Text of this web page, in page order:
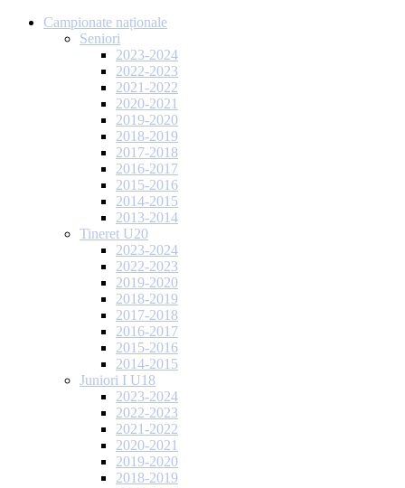
Campionate naționale
Seniori
2023-2024
2022-2023
2021-2022
2020-2021
2019-2020
2018-2019
2017-2018
2016-2017
2015-2016
2014-2015
2013-2014
Tineret U20
2023-2024
2022-2023
2019-2020
2018-2019
2017-2018
2016-2017
2015-2016
2014-2015
Juniori I U18
2023-2024
2022-2023
2021-2022
2020-2021
2019-2020
2018-2019